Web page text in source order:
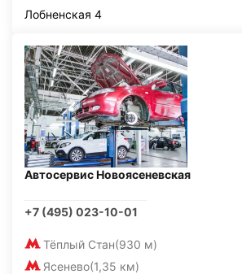
Лобненская 4
Автосервис Новоясеневская
+7 (495) 023-10-01
Тёплый Стан(930 м)
Ясенево(1,35 км)